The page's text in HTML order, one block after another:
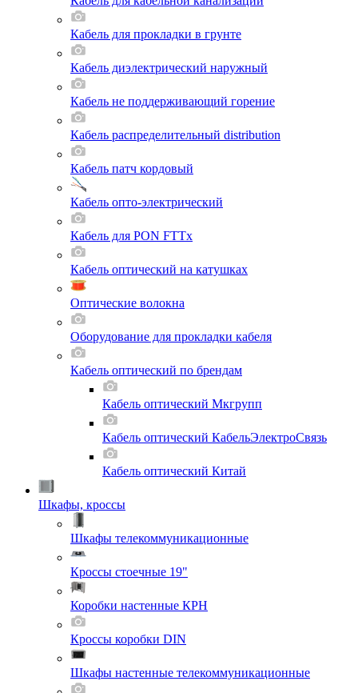
Кабель для прокладки в грунте
Кабель диэлектрический наружный
Кабель не поддерживающий горение
Кабель распределительный distribution
Кабель патч кордовый
Кабель опто-электрический
Кабель для PON FTTx
Кабель оптический на катушках
Оптические волокна
Оборудование для прокладки кабеля
Кабель оптический по брендам
Кабель оптический Мкгрупп
Кабель оптический КабельЭлектроСвязь
Кабель оптический Китай
Шкафы, кроссы
Шкафы телекоммуникационные
Кроссы стоечные 19"
Коробки настенные КРН
Кроссы коробки DIN
Шкафы настенные телекоммуникационные